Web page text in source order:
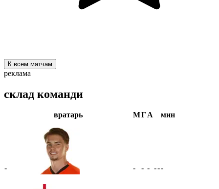
К всем матчам
реклама
склад команди
вратарь МГА мин
- - - - ---